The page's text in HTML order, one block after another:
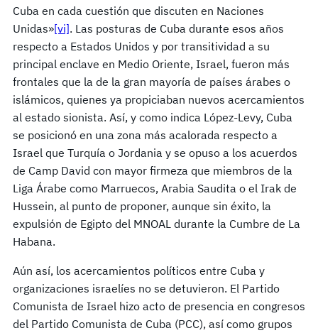
Cuba en cada cuestión que discuten en Naciones
Unidas»[vi]. Las posturas de Cuba durante esos años
respecto a Estados Unidos y por transitividad a su
principal enclave en Medio Oriente, Israel, fueron más
frontales que la de la gran mayoría de países árabes o
islámicos, quienes ya propiciaban nuevos acercamientos
al estado sionista. Así, y como indica López-Levy, Cuba
se posicionó en una zona más acalorada respecto a
Israel que Turquía o Jordania y se opuso a los acuerdos
de Camp David con mayor firmeza que miembros de la
Liga Árabe como Marruecos, Arabia Saudita o el Irak de
Hussein, al punto de proponer, aunque sin éxito, la
expulsión de Egipto del MNOAL durante la Cumbre de La
Habana.
Aún así, los acercamientos políticos entre Cuba y
organizaciones israelíes no se detuvieron. El Partido
Comunista de Israel hizo acto de presencia en congresos
del Partido Comunista de Cuba (PCC), así como grupos